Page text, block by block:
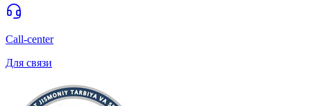
Call-center
Для связи